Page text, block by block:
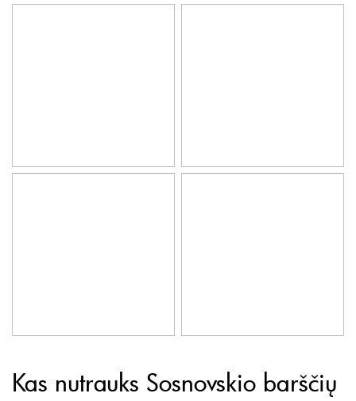
Kas nutrauks Sosnovskio barščių